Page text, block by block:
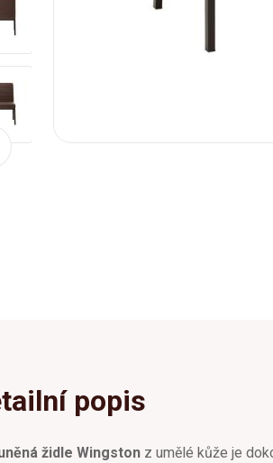
popis
židle Wingston z umělé kůže je